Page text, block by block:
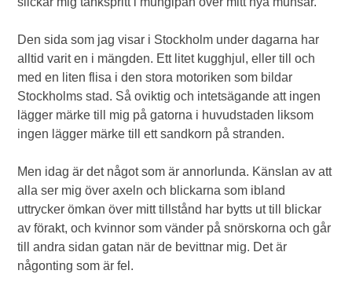
Den sida som jag visar i Stockholm under dagarna har
alltid varit en i mängden. Ett litet kugghjul, eller till och
med en liten flisa i den stora motoriken som bildar
Stockholms stad. Så oviktig och intetsägande att ingen
lägger märke till mig på gatorna i huvudstaden liksom
ingen lägger märke till ett sandkorn på stranden.
Men idag är det något som är annorlunda. Känslan av att
alla ser mig över axeln och blickarna som ibland
uttrycker ömkan över mitt tillstånd har bytts ut till blickar
av förakt, och kvinnor som vänder på snörskorna och går
till andra sidan gatan när de bevittnar mig. Det är
någonting som är fel.